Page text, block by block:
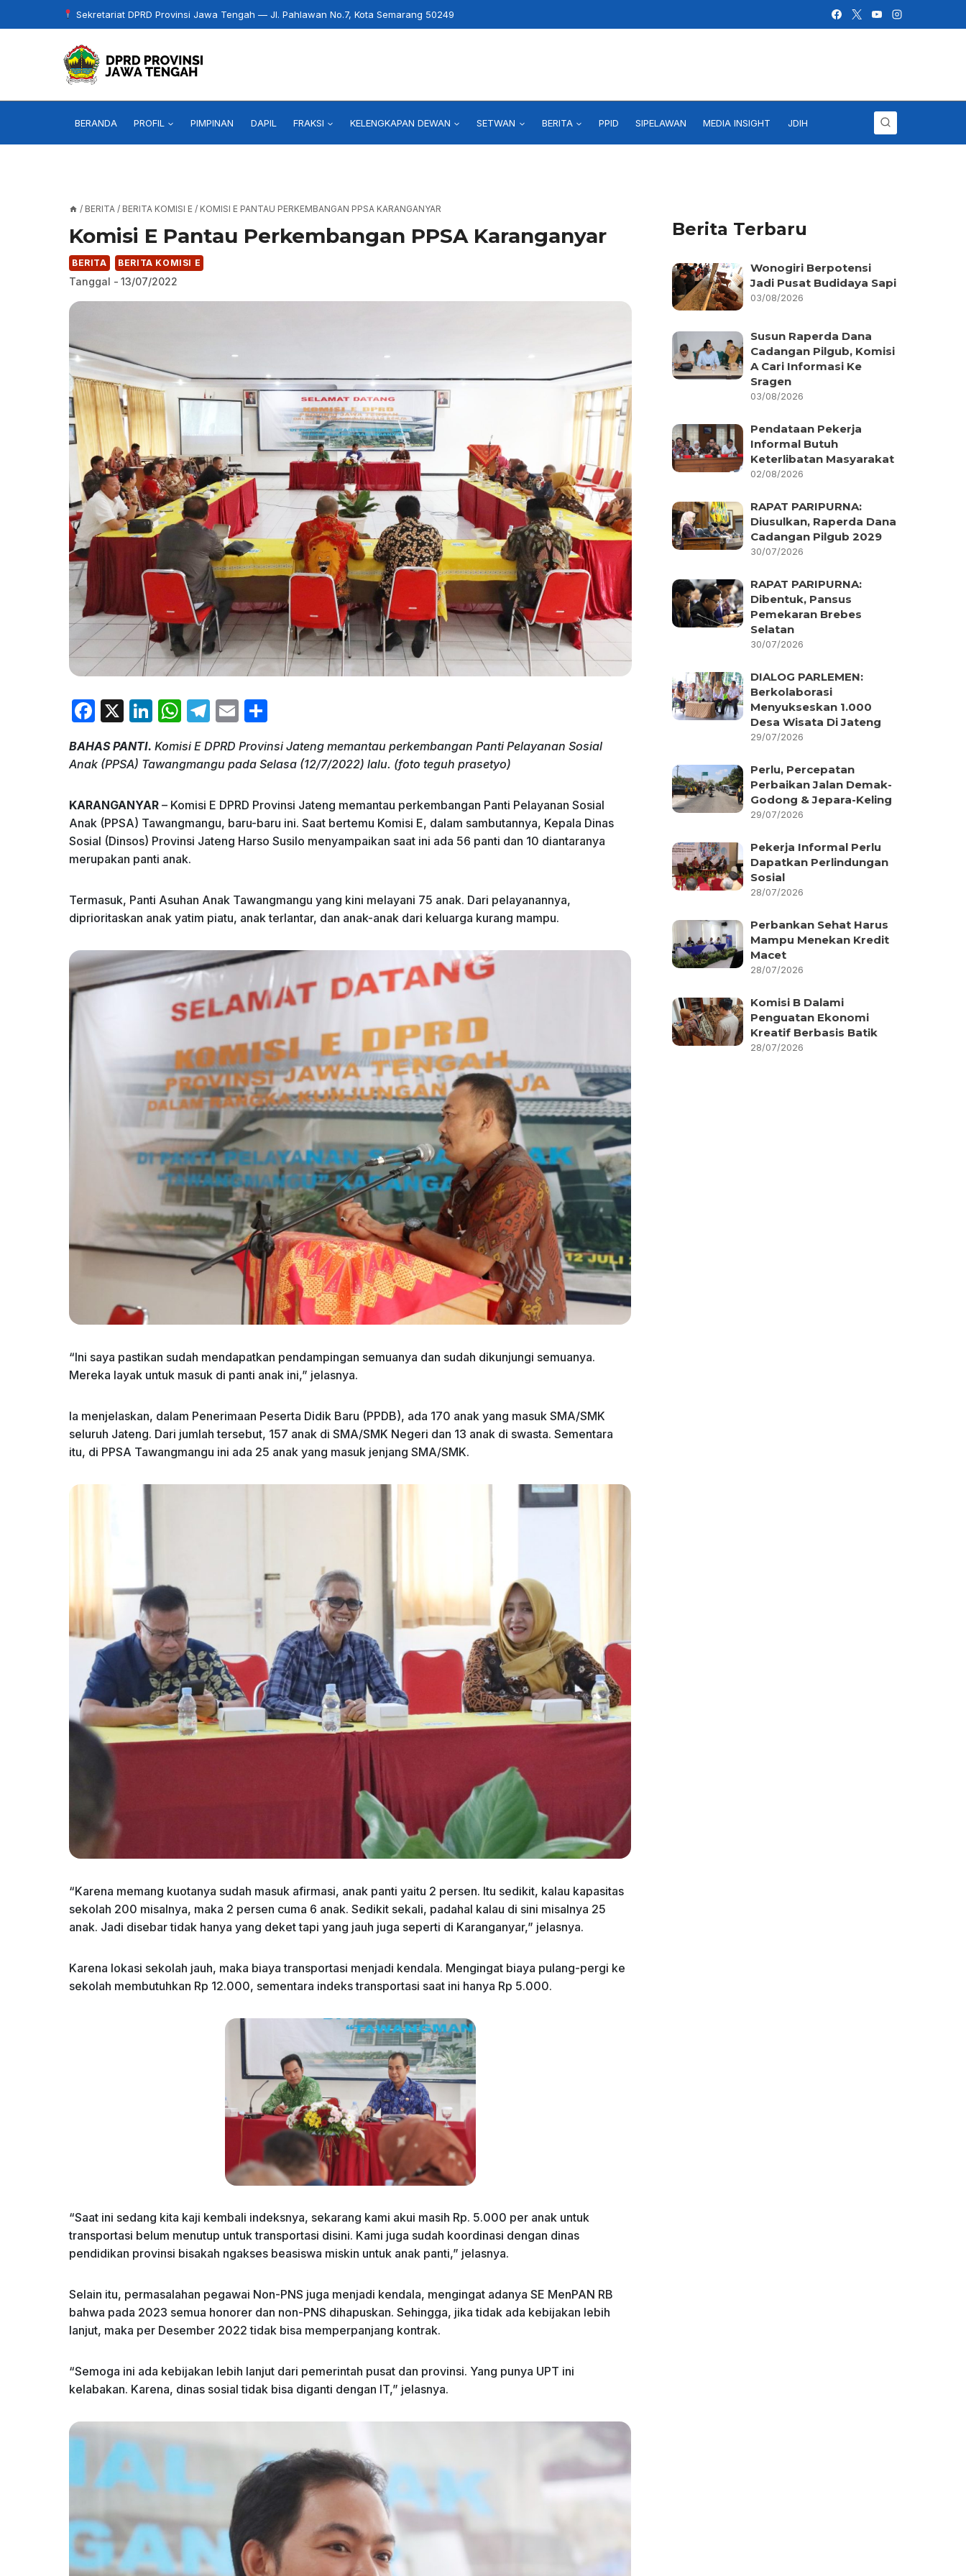
to
Sekretariat DPRD Provinsi Jawa Tengah — Jl. Pahlawan No.7, Kota Semarang 50249
BERANDA PROFIL PIMPINAN DAPIL FRAKSI KELENGKAPAN DEWAN SETWAN BERITA PPID SIPELAWAN MEDIA INSIGHT JDIH
/ BERITA / BERITA KOMISI E / KOMISI E PANTAU PERKEMBANGAN PPSA KARANGANYAR
Komisi E Pantau Perkembangan PPSA Karanganyar
BERITA BERITA KOMISI E
Tanggal - 13/07/2022
F
c
b
o
o
k
X
Li
k
dI
n
W
at
s
A
p
p
T
e
gr
a
m
E
ai ar
BAHAS PANTI. Komisi E DPRD Provinsi Jateng memantau perkembangan Panti Pelayanan Sosial
Anak (PPSA) Tawangmangu pada Selasa (12/7/2022) lalu. (foto teguh prasetyo)
KARANGANYAR – Komisi E DPRD Provinsi Jateng memantau perkembangan Panti Pelayanan Sosial
Anak (PPSA) Tawangmangu, baru-baru ini. Saat bertemu Komisi E, dalam sambutannya, Kepala Dinas
Sosial (Dinsos) Provinsi Jateng Harso Susilo menyampaikan saat ini ada 56 panti dan 10 diantaranya
merupakan panti anak.
Termasuk, Panti Asuhan Anak Tawangmangu yang kini melayani 75 anak. Dari pelayanannya,
diprioritaskan anak yatim piatu, anak terlantar, dan anak-anak dari keluarga kurang mampu.
“Ini saya pastikan sudah mendapatkan pendampingan semuanya dan sudah dikunjungi semuanya.
Mereka layak untuk masuk di panti anak ini,” jelasnya.
Ia menjelaskan, dalam Penerimaan Peserta Didik Baru (PPDB), ada 170 anak yang masuk SMA/SMK
seluruh Jateng. Dari jumlah tersebut, 157 anak di SMA/SMK Negeri dan 13 anak di swasta. Sementara
itu, di PPSA Tawangmangu ini ada 25 anak yang masuk jenjang SMA/SMK.
“Karena memang kuotanya sudah masuk afirmasi, anak panti yaitu 2 persen. Itu sedikit, kalau kapasitas
sekolah 200 misalnya, maka 2 persen cuma 6 anak. Sedikit sekali, padahal kalau di sini misalnya 25
anak. Jadi disebar tidak hanya yang deket tapi yang jauh juga seperti di Karanganyar,” jelasnya.
Karena lokasi sekolah jauh, maka biaya transportasi menjadi kendala. Mengingat biaya pulang-pergi ke
sekolah membutuhkan Rp 12.000, sementara indeks transportasi saat ini hanya Rp 5.000.
“Saat ini sedang kita kaji kembali indeksnya, sekarang kami akui masih Rp. 5.000 per anak untuk
transportasi belum menutup untuk transportasi disini. Kami juga sudah koordinasi dengan dinas
pendidikan provinsi bisakah ngakses beasiswa miskin untuk anak panti,” jelasnya.
Selain itu, permasalahan pegawai Non-PNS juga menjadi kendala, mengingat adanya SE MenPAN RB
bahwa pada 2023 semua honorer dan non-PNS dihapuskan. Sehingga, jika tidak ada kebijakan lebih
lanjut, maka per Desember 2022 tidak bisa memperpanjang kontrak.
“Semoga ini ada kebijakan lebih lanjut dari pemerintah pusat dan provinsi. Yang punya UPT ini
kelabakan. Karena, dinas sosial tidak bisa diganti dengan IT,” jelasnya.
Berita Terbaru
Wonogiri Berpotensi
Jadi Pusat Budidaya Sapi
03/08/2026
Susun Raperda Dana
Cadangan Pilgub, Komisi
A Cari Informasi Ke
Sragen
03/08/2026
Pendataan Pekerja
Informal Butuh
Keterlibatan Masyarakat
02/08/2026
RAPAT PARIPURNA:
Diusulkan, Raperda Dana
Cadangan Pilgub 2029
30/07/2026
RAPAT PARIPURNA:
Dibentuk, Pansus
Pemekaran Brebes
Selatan
30/07/2026
DIALOG PARLEMEN:
Berkolaborasi
Menyukseskan 1.000
Desa Wisata Di Jateng
29/07/2026
Perlu, Percepatan
Perbaikan Jalan Demak-
Godong & Jepara-Keling
29/07/2026
Pekerja Informal Perlu
Dapatkan Perlindungan
Sosial
28/07/2026
Perbankan Sehat Harus
Mampu Menekan Kredit
Macet
28/07/2026
Komisi B Dalami
Penguatan Ekonomi
Kreatif Berbasis Batik
28/07/2026